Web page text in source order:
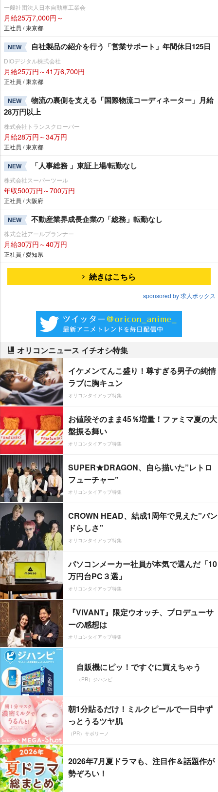
一般社団法人日本自動車工業会
月給25万7,000円～
正社員 / 東京都
NEW 自社製品の紹介を行う「営業サポート」年間休日125日
DIOデジタル株式会社
月給25万円～41万6,700円
正社員 / 東京都
NEW
物流の裏側を支える「国際物流コーディネーター」月給
28万円以上
株式会社トランスクローバー
月給28万円～34万円
正社員 / 東京都
NEW 「人事総務 」東証上場/転勤なし
株式会社スーパーツール
年収500万円～700万円
正社員 / 大阪府
NEW 不動産業界成長企業の「総務」転勤なし
株式会社アールプランナー
月給30万円～40万円
正社員 / 愛知県
続きはこちら
sponsored by 求人ボックス
オリコンニュース イチオシ特集
イケメンてんこ盛り！尊すぎる男子の純情
ラブに胸キュン
オリコンタイアップ特集
お値段そのまま45％増量！ファミマ夏の大
盤振る舞い
オリコンタイアップ特集
SUPER★DRAGON、自ら描いた”レトロ
フューチャー”
オリコンタイアップ特集
CROWN HEAD、結成1周年で見えた”バン
ドらしさ”
オリコンタイアップ特集
パソコンメーカー社員が本気で選んだ「10
万円台PC３選」
オリコンタイアップ特集
『VIVANT』限定ウオッチ、プロデューサ
ーの感想は
オリコンタイアップ特集
自販機にピッ！ですぐに買えちゃう
（PR）ジハンピ
朝1分貼るだけ！ミルクピールで一日中ず
っとうるツヤ肌
（PR）サボリーノ
2026年7月夏ドラマも、注目作＆話題作が
勢ぞろい！